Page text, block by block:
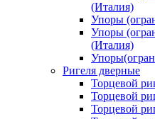
(Италия)
Упоры
Упоры
(Италия)
Ригеля дверные
Торцевой
Торцевой
Торцевой